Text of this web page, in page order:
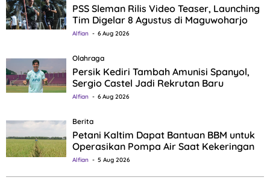
PSS Sleman Rilis Video Teaser, Launching
Tim Digelar 8 Agustus di Maguwoharjo
Alfian 6 Aug 2026
Olahraga
Persik Kediri Tambah Amunisi Spanyol,
Sergio Castel Jadi Rekrutan Baru
Alfian 6 Aug 2026
Berita
Petani Kaltim Dapat Bantuan BBM untuk
Operasikan Pompa Air Saat Kekeringan
Alfian 5 Aug 2026